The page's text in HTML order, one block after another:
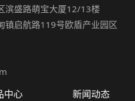
滨盛路萌宝大厦12/13楼
镇启航路119号欧盾产业园区
中心 新闻动态